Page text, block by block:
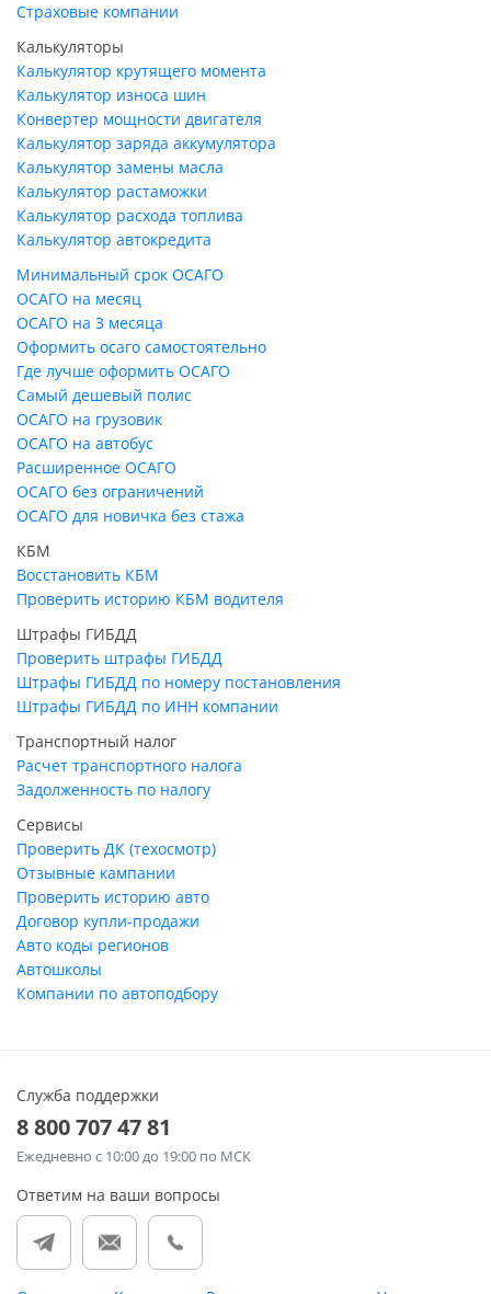
Страховые компании
Калькуляторы
Калькулятор крутящего момента
Калькулятор износа шин
Конвертер мощности двигателя
Калькулятор заряда аккумулятора
Калькулятор замены масла
Калькулятор растаможки
Калькулятор расхода топлива
Калькулятор автокредита
Минимальный срок ОСАГО
ОСАГО на месяц
ОСАГО на 3 месяца
Оформить осаго самостоятельно
Где лучше оформить ОСАГО
Самый дешевый полис
ОСАГО на грузовик
ОСАГО на автобус
Расширенное ОСАГО
ОСАГО без ограничений
ОСАГО для новичка без стажа
КБМ
Восстановить КБМ
Проверить историю КБМ водителя
Штрафы ГИБДД
Проверить штрафы ГИБДД
Штрафы ГИБДД по номеру постановления
Штрафы ГИБДД по ИНН компании
Транспортный налог
Расчет транспортного налога
Задолженность по налогу
Сервисы
Проверить ДК (техосмотр)
Отзывные кампании
Проверить историю авто
Договор купли-продажи
Авто коды регионов
Автошколы
Компании по автоподбору
Служба поддержки
8 800 707 47 81
Ежедневно с 10:00 до 19:00 по МСК
Ответим на ваши вопросы